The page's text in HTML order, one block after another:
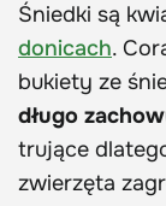
Śniedki są
donicach.
bukiety ze
długo
trujące
zwierzęta